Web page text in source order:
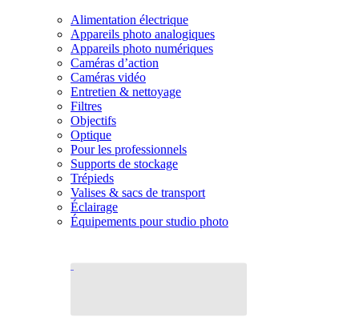
Alimentation électrique
Appareils photo analogiques
Appareils photo numériques
Caméras d’action
Caméras vidéo
Entretien & nettoyage
Filtres
Objectifs
Optique
Pour les professionnels
Supports de stockage
Trépieds
Valises & sacs de transport
Éclairage
Équipements pour studio photo